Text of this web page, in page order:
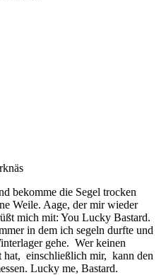
bekomme die Segel trocken
Weile. Aage, der mir wieder
mich mit: You Lucky Bastard.
in dem ich segeln durfte und
gehe. Wer keinen
hat, einschließlich mir, kann den
Lucky me, Bastard.